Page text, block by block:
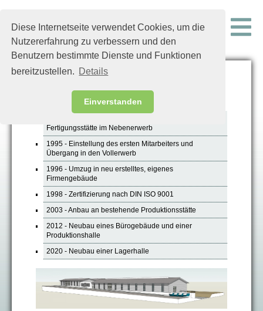
Diese Internetseite verwendet Cookies, um die
Nutzererfahrung zu verbessern und den
Benutzern bestimmte Dienste und Funktionen
bereitzustellen. Details
Einverstanden
Unsere Firmenhistorie
Fertigungsstätte im Nebenerwerb
1995 - Einstellung des ersten Mitarbeiters und
Übergang in den Vollerwerb
1996 - Umzug in neu erstelltes, eigenes
Firmengebäude
1998 - Zertifizierung nach DIN ISO 9001
2003 - Anbau an bestehende Produktionsstätte
2012 - Neubau eines Bürogebäude und einer
Produktionshalle
2020 - Neubau einer Lagerhalle